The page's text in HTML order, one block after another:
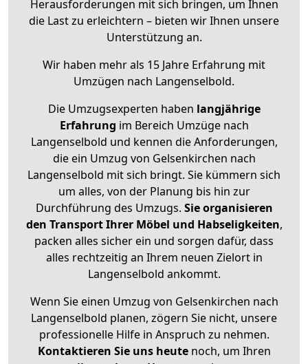
Herausforderungen mit sich bringen, um Ihnen
die Last zu erleichtern – bieten wir Ihnen unsere
Unterstützung an.
Wir haben mehr als 15 Jahre Erfahrung mit
Umzügen nach Langenselbold.
Die Umzugsexperten haben langjährige
Erfahrung im Bereich Umzüge nach
Langenselbold und kennen die Anforderungen,
die ein Umzug von Gelsenkirchen nach
Langenselbold mit sich bringt. Sie kümmern sich
um alles, von der Planung bis hin zur
Durchführung des Umzugs. Sie organisieren
den Transport Ihrer Möbel und Habseligkeiten,
packen alles sicher ein und sorgen dafür, dass
alles rechtzeitig an Ihrem neuen Zielort in
Langenselbold ankommt.
Wenn Sie einen Umzug von Gelsenkirchen nach
Langenselbold planen, zögern Sie nicht, unsere
professionelle Hilfe in Anspruch zu nehmen.
Kontaktieren Sie uns heutenoch, um Ihren